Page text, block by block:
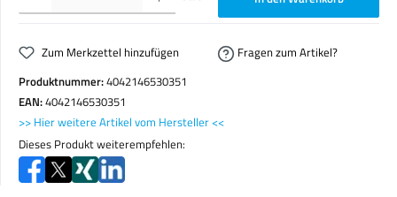
Zum Merkzettel hinzufügen
Fragen zum Artikel?
Produktnummer:4042146530351
EAN:4042146530351
>> Hier weitere Artikel vom Hersteller <<
Dieses Produkt weiterempfehlen: